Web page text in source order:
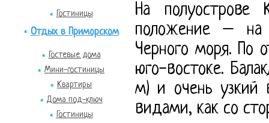
Гостиницы
Отдых в Приморском
Гостевые дома
Мини-гостиницы
Квартиры
Дома под-ключ
Гостиницы
На полуострове
положение – на
Черного моря. По
юго-востоке.
м) и очень узкий
видами, как со